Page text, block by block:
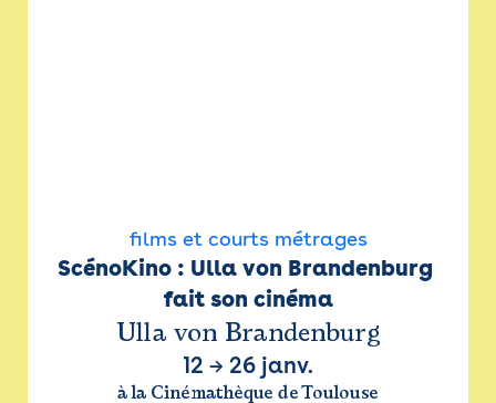
films et courts métrages
ScénoKino : Ulla von Brandenburg
fait son cinéma
Ulla von Brandenburg
12 → 26 janv.
à la Cinémathèque de Toulouse